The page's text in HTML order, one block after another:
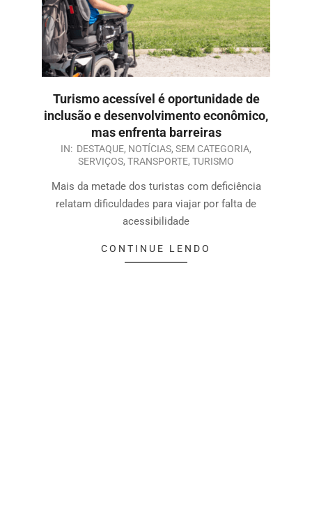
Turismo acessível é oportunidade de
inclusão e desenvolvimento econômico,
mas enfrenta barreiras
IN: DESTAQUE, NOTÍCIAS, SEM CATEGORIA,
SERVIÇOS, TRANSPORTE, TURISMO
Mais da metade dos turistas com deficiência
relatam dificuldades para viajar por falta de
acessibilidade
CONTINUE LENDO